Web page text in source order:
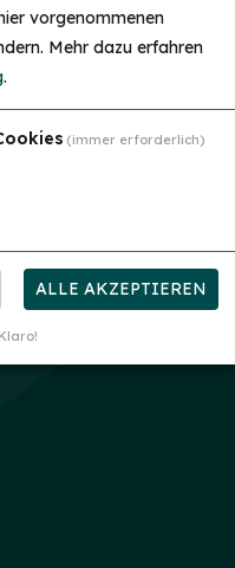
vorgenommenen
Mehr dazu erfahren
.
(immer erforderlich)
ALLE AKZEPTIEREN